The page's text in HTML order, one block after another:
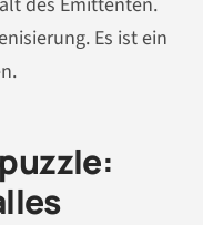
Es ist ein